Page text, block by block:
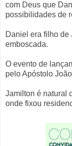
com Deus que
possibilidades de
Daniel era filho de
emboscada.
O evento de
pelo Apóstolo
Jamilton é natural
onde fixou